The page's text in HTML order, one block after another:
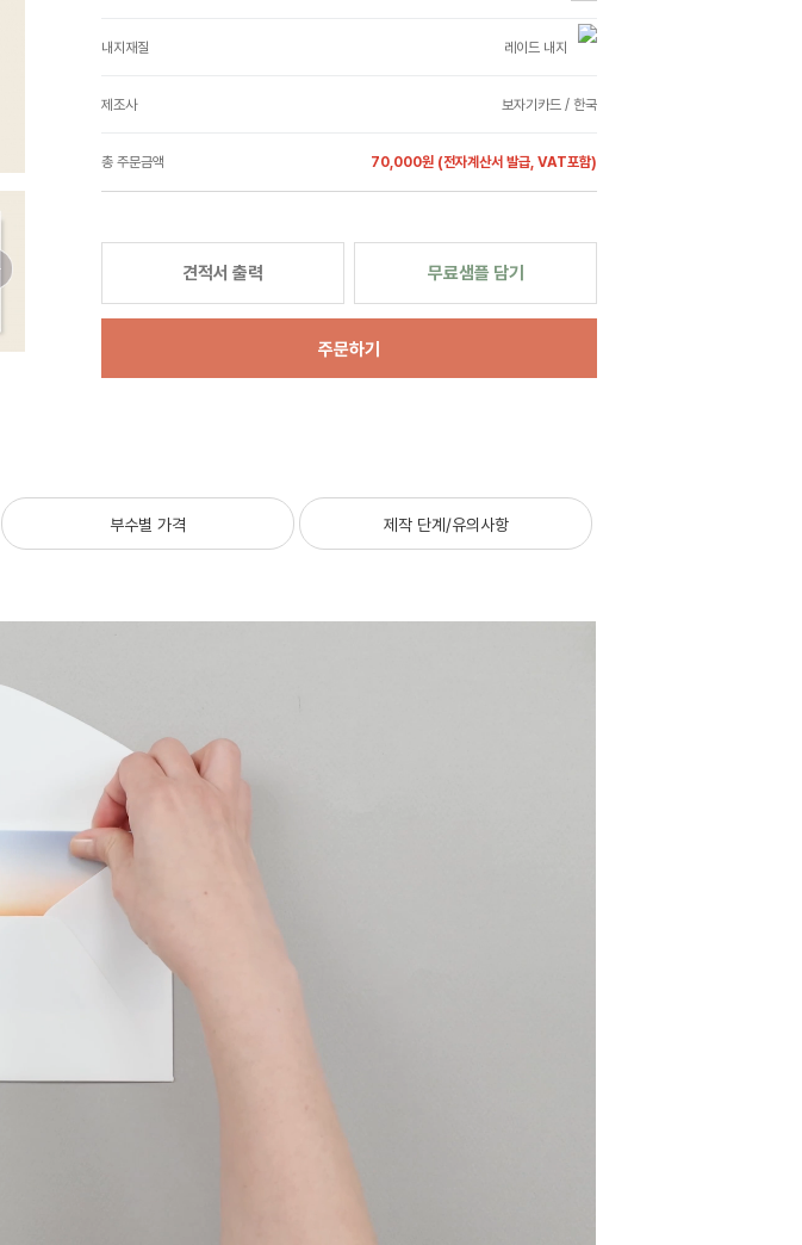
내지재질 레이드 내지
제조사 보자기카드 / 한국
총 주문금액 70,000원 (전자계산서 발급, VAT포함)
견적서 출력 무료샘플 담기
주문하기
부수별 가격 제작 단계/유의사항